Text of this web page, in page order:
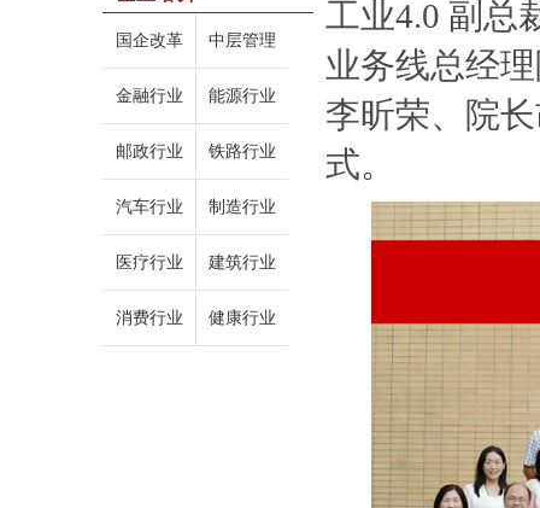
国企改革 中层管理
金融行业 能源行业
邮政行业 铁路行业
汽车行业 制造行业
医疗行业 建筑行业
消费行业 健康行业
工业4.0 副总
业务线总经
李昕荣、院
式。